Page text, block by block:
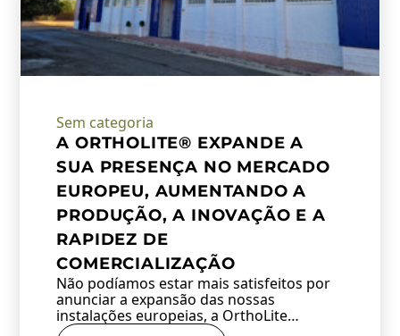
Sem categoria
A ORTHOLITE® EXPANDE A
SUA PRESENÇA NO MERCADO
EUROPEU, AUMENTANDO A
PRODUÇÃO, A INOVAÇÃO E A
RAPIDEZ DE
COMERCIALIZAÇÃO
Não podíamos estar mais satisfeitos por
anunciar a expansão das nossas
instalações europeias, a OrthoLite…